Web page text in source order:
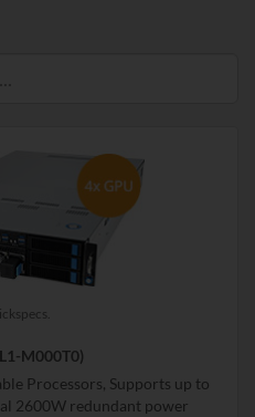
M000T0)
Processors, Supports up to
2600W redundant power